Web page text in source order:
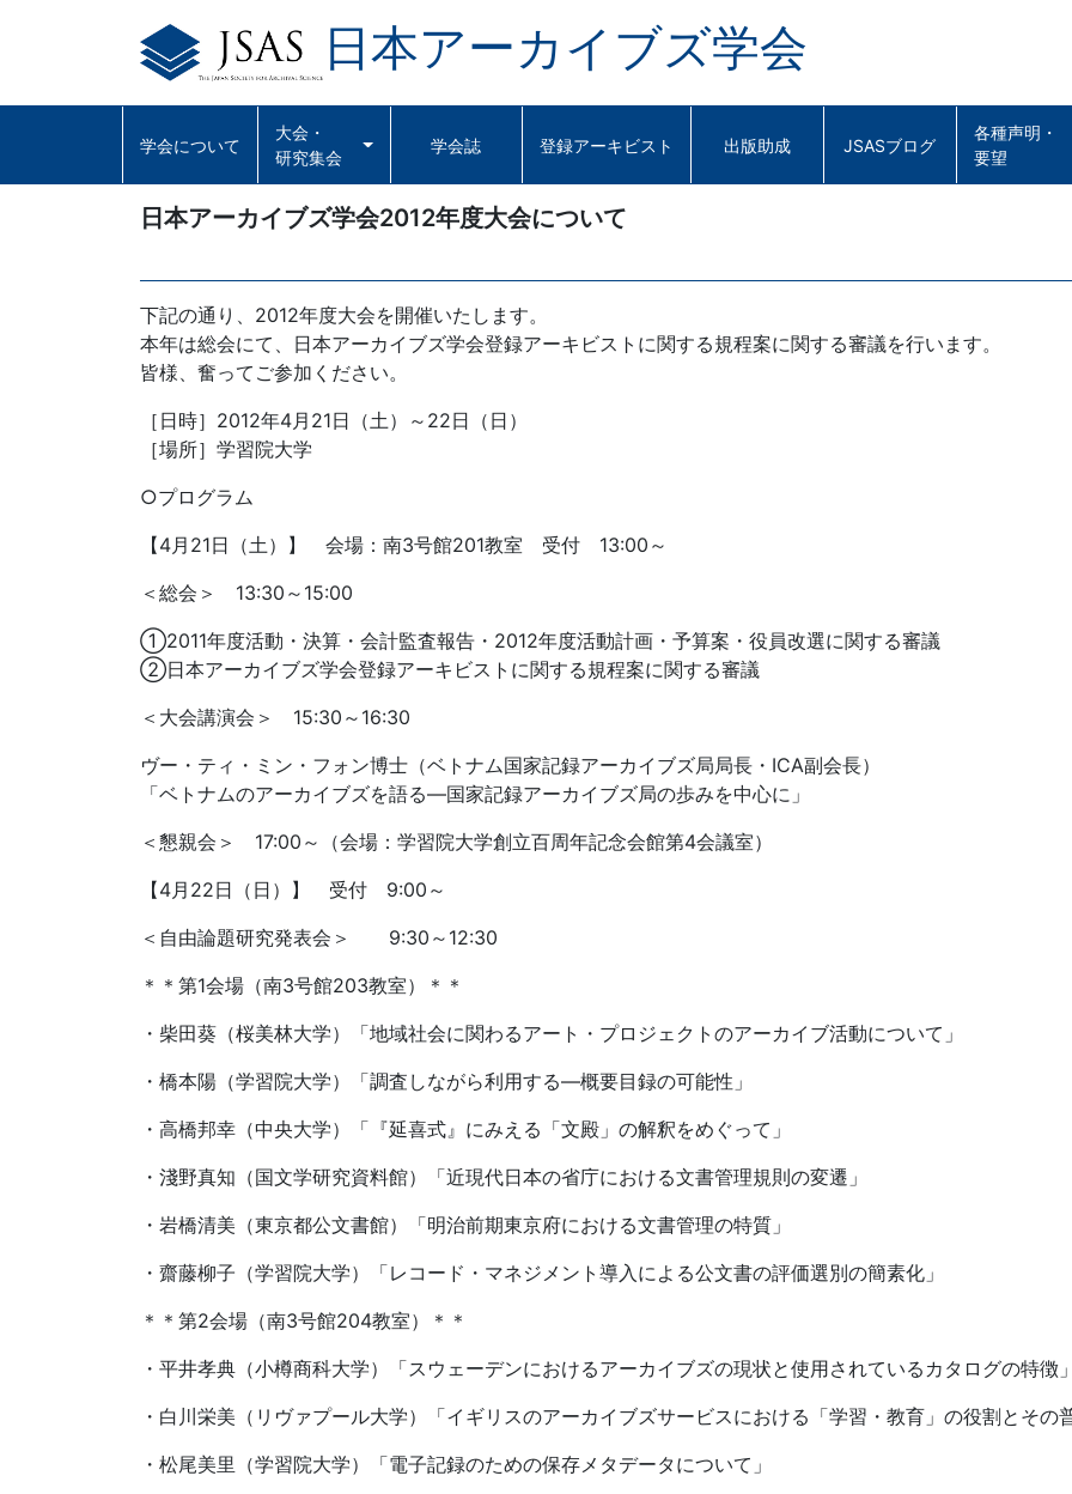
日本アーカイブズ学会
学会について
大会・
研究集会
学会誌 登録アーキビスト 出版助成 JSASブログ
各種声明・
要望
日本アーカイブズ学会2012年度大会について
下記の通り、2012年度大会を開催いたします。
本年は総会にて、日本アーカイブズ学会登録アーキビストに関する規程案に関する審議を行います。
皆様、奮ってご参加ください。
［日時］2012年4月21日（土）～22日（日）
［場所］学習院大学
○プログラム
【4月21日（土）】 会場：南3号館201教室 受付 13:00～
＜総会＞ 13:30～15:00
①2011年度活動・決算・会計監査報告・2012年度活動計画・予算案・役員改選に関する審議
②日本アーカイブズ学会登録アーキビストに関する規程案に関する審議
＜大会講演会＞ 15:30～16:30
ヴー・ティ・ミン・フォン博士（ベトナム国家記録アーカイブズ局局長・ICA副会長）
「ベトナムのアーカイブズを語る―国家記録アーカイブズ局の歩みを中心に」
＜懇親会＞ 17:00～（会場：学習院大学創立百周年記念会館第4会議室）
【4月22日（日）】 受付 9:00～
＜自由論題研究発表会＞ 9:30～12:30
＊＊第1会場（南3号館203教室）＊＊
・柴田葵（桜美林大学）「地域社会に関わるアート・プロジェクトのアーカイブ活動について」
・橋本陽（学習院大学）「調査しながら利用する―概要目録の可能性」
・高橋邦幸（中央大学）「『延喜式』にみえる「文殿」の解釈をめぐって」
・淺野真知（国文学研究資料館）「近現代日本の省庁における文書管理規則の変遷」
・岩橋清美（東京都公文書館）「明治前期東京府における文書管理の特質」
・齋藤柳子（学習院大学）「レコード・マネジメント導入による公文書の評価選別の簡素化」
＊＊第2会場（南3号館204教室）＊＊
・平井孝典（小樽商科大学）「スウェーデンにおけるアーカイブズの現状と使用されているカタログの特徴」
・白川栄美（リヴァプール大学）「イギリスのアーカイブズサービスにおける「学習・教育」の役割とその
・松尾美里（学習院大学）「電子記録のための保存メタデータについて」